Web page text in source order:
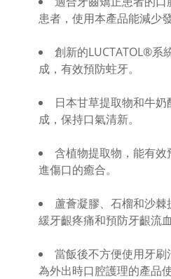
患者，使用本產品能減少發
創新的LUCTATOL®系
成，有效預防蛀牙。
日本甘草提取物和牛
成，保持口氣清新。
含植物提取物，能有
進傷口的癒合。
蘆薈凝膠、石榴和沙
緩牙齦疼痛和預防牙齦流
當飯後不方便使用牙
為外出時口腔護理的產品使